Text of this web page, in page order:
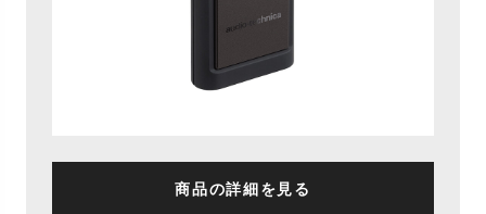
商品の詳細を見る